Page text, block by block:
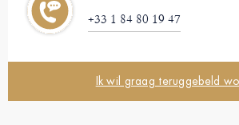
+33 1 84 80 19 47
Ik wil graag teruggebeld